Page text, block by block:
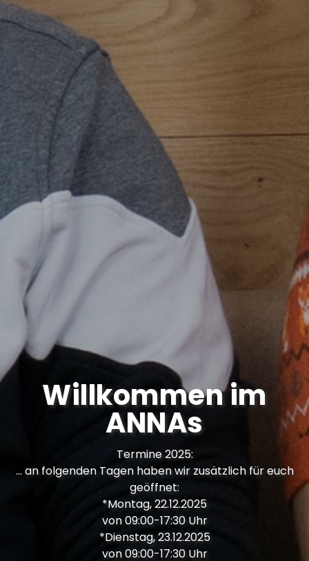
im
ANNAs
Termine 2025:
Tagen haben wir zusätzlich für euch
geöffnet:
*Montag, 22.12.2025
von 09:00-17:30 Uhr
*Dienstag, 23.12.2025
von 09:00-17:30 Uhr